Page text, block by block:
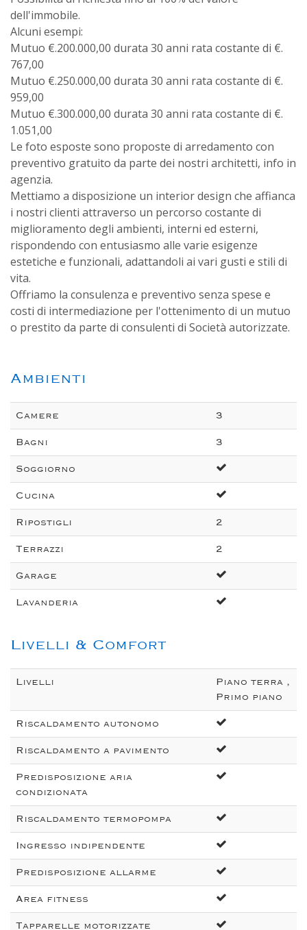
dell'immobile.
Alcuni esempi:
Mutuo €.200.000,00 durata 30 anni rata costante di €.
767,00
Mutuo €.250.000,00 durata 30 anni rata costante di €.
959,00
Mutuo €.300.000,00 durata 30 anni rata costante di €.
1.051,00
Le foto esposte sono proposte di arredamento con
preventivo gratuito da parte dei nostri architetti, info in
agenzia.
Mettiamo a disposizione un interior design che affianca
i nostri clienti attraverso un percorso costante di
miglioramento degli ambienti, interni ed esterni,
rispondendo con entusiasmo alle varie esigenze
estetiche e funzionali, adattandoli ai vari gusti e stili di
vita.
Offriamo la consulenza e preventivo senza spese e
costi di intermediazione per l'ottenimento di un mutuo
o prestito da parte di consulenti di Società autorizzate.
Ambienti
Camere 3
Bagni 3
Soggiorno
Cucina
Ripostigli 2
Terrazzi 2
Garage
Lavanderia
Livelli & Comfort
Livelli Piano terra ,
Primo piano
Riscaldamento autonomo
Riscaldamento a pavimento
Predisposizione aria
condizionata
Riscaldamento termopompa
Ingresso indipendente
Predisposizione allarme
Area fitness
Tapparelle motorizzate